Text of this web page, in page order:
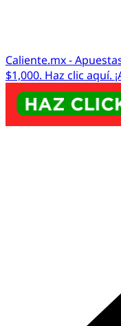
Caliente.mx -
$1,000. Haz clic aquí.